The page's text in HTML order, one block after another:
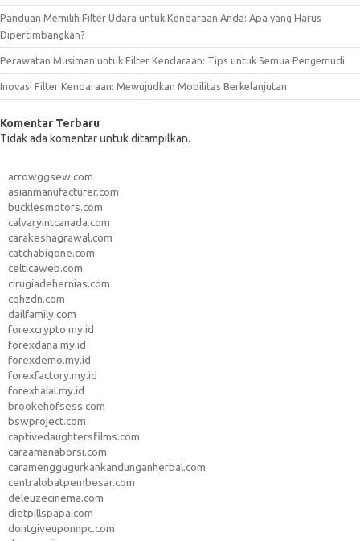
Panduan Memilih Filter Udara untuk Kendaraan Anda: Apa yang Harus
Dipertimbangkan?
Perawatan Musiman untuk Filter Kendaraan: Tips untuk Semua Pengemudi
Inovasi Filter Kendaraan: Mewujudkan Mobilitas Berkelanjutan
Komentar Terbaru
Tidak ada komentar untuk ditampilkan.
arrowggsew.com
asianmanufacturer.com
bucklesmotors.com
calvaryintcanada.com
carakeshagrawal.com
catchabigone.com
celticaweb.com
cirugiadehernias.com
cqhzdn.com
dailfamily.com
forexcrypto.my.id
forexdana.my.id
forexdemo.my.id
forexfactory.my.id
forexhalal.my.id
brookehofsess.com
bswproject.com
captivedaughtersfilms.com
caraamanaborsi.com
caramenggugurkankandunganherbal.com
centralobatpembesar.com
deleuzecinema.com
dietpillspapa.com
dontgiveuponnpc.com